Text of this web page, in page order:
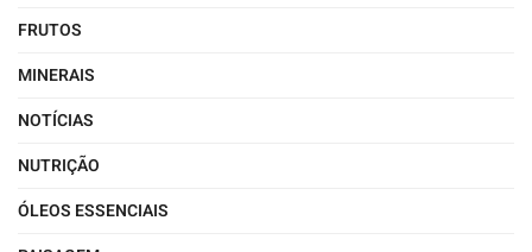
FRUTOS
MINERAIS
NOTÍCIAS
NUTRIÇÃO
ÓLEOS ESSENCIAIS